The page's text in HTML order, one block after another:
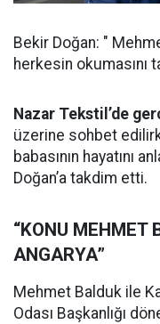
Bekir Doğan: "
herkesin okumasını
Nazar Tekstil’de
üzerine sohbet
babasının hayatını
Doğan’a takdim etti.
“KONU MEHMET
ANGARYA”
Mehmet Balduk ile
Odası Başkanlığı